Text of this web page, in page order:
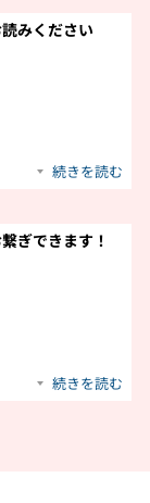
みください
続きを読む
ぎできます！
続きを読む